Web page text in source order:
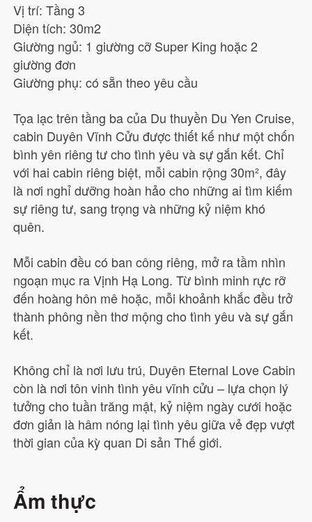
Vị trí: Tầng 3
Diện tích: 30m2
Giường ngủ: 1 giường cỡ Super King hoặc 2
giường đơn
Giường phụ: có sẵn theo yêu cầu
Tọa lạc trên tầng ba của Du thuyền Du Yen Cruise,
cabin Duyên Vĩnh Cửu được thiết kế như một chốn
bình yên riêng tư cho tình yêu và sự gắn kết. Chỉ
với hai cabin riêng biệt, mỗi cabin rộng 30m², đây
là nơi nghỉ dưỡng hoàn hảo cho những ai tìm kiếm
sự riêng tư, sang trọng và những kỷ niệm khó
quên.
Mỗi cabin đều có ban công riêng, mở ra tầm nhìn
ngoạn mục ra Vịnh Hạ Long. Từ bình minh rực rỡ
đến hoàng hôn mê hoặc, mỗi khoảnh khắc đều trở
thành phông nền thơ mộng cho tình yêu và sự gắn
kết.
Không chỉ là nơi lưu trú, Duyên Eternal Love Cabin
còn là nơi tôn vinh tình yêu vĩnh cửu – lựa chọn lý
tưởng cho tuần trăng mật, kỷ niệm ngày cưới hoặc
đơn giản là hâm nóng lại tình yêu giữa vẻ đẹp vượt
thời gian của kỳ quan Di sản Thế giới.
Ẩm thực